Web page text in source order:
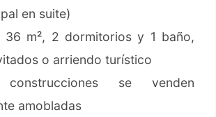
en suite)
36 m², 2 dormitorios y 1 baño,
o arriendo turístico
se venden
amobladas